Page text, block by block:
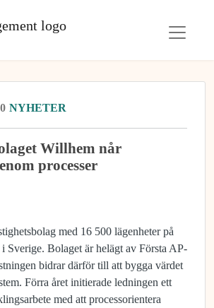
NYHETER
Willhem når
processer
med 16 500 lägenheter på
Sverige. Bolaget är helägt av Första AP-
bidrar därför till att bygga värdet
Förra året initierade ledningen ett
med att processorientera